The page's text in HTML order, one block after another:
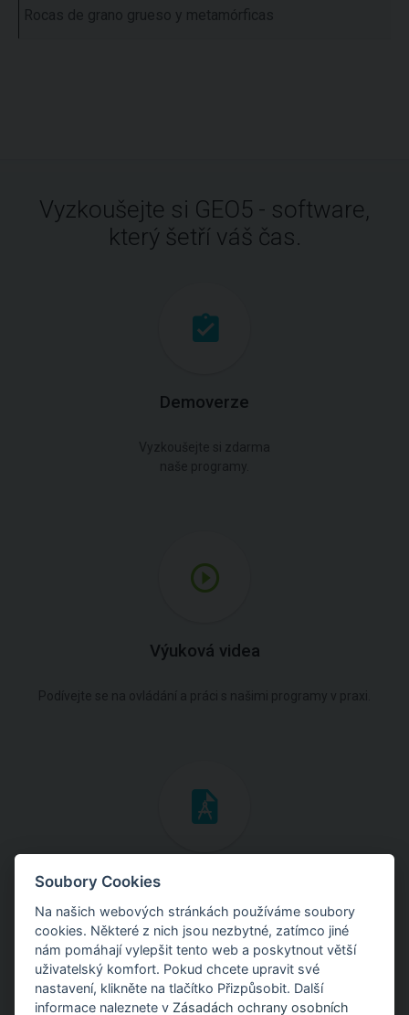
Rocas de grano grueso y metamórficas
Vyzkoušejte si GEO5 - software,
který šetří váš čas.
Demoverze
Vyzkoušejte si zdarma
naše programy.
Výuková videa
Podívejte se na ovládání a práci s našimi programy v praxi.
Inženýrské manuály
Stáhněte si manuály s teoretickými i praktickými ukázkami
použití programů.
Soubory Cookies
Na našich webových stránkách používáme soubory
cookies. Některé z nich jsou nezbytné, zatímco jiné
nám pomáhají vylepšit tento web a poskytnout větší
uživatelský komfort. Pokud chcete upravit své
nastavení, klikněte na tlačítko Přizpůsobit. Další
informace naleznete v Zásadách ochrany osobních